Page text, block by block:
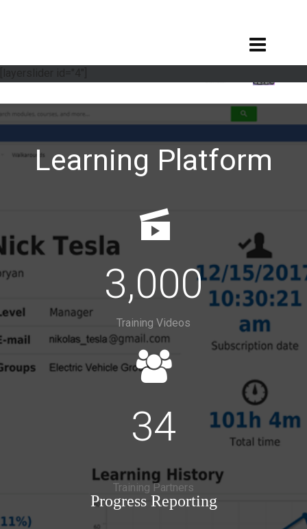
Learning Platform
3,000
Training Videos
34
Training Partners
Progress Reporting